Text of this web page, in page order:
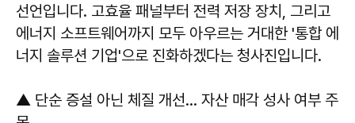
선언입니다. 고효율 패널부터 전력 저장 장치, 그리고
에너지 소프트웨어까지 모두 아우르는 거대한 '통합 에
너지 솔루션 기업'으로 진화하겠다는 청사진입니다.
▲ 단순 증설 아닌 체질 개선… 자산 매각 성사 여부 주